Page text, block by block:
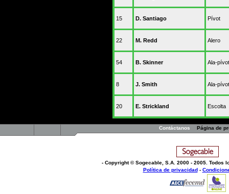
15 D. Santiago Pívot
22 M. Redd Alero
54 B. Skinner Ala-pívot
8 J. Smith Ala-pívot
20 E. Strickland Escolta
Contáctanos Página de
- Copyright © Sogecable, S.A 2000 - 2005. Todos
Política de privacidad-